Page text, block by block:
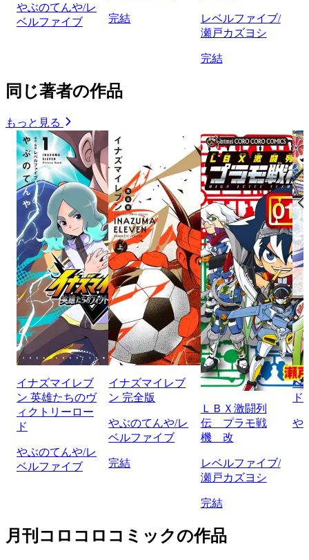
やぶのてんや/レ
ベルファイブ
完結
レベルファイブ/
瀬戸カズヨシ
完結
同じ著者の作品
もっと見る
イナズマイレブ
ン 英雄たちのヴ
ィクトリーロー
ド
やぶのてんや/レ
ベルファイブ
イナズマイレブ
ン 完全版
やぶのてんや/レ
ベルファイブ
完結
ＬＢＸ激闘列
伝 プラモ戦
機 改
レベルファイブ/
瀬戸カズヨシ
完結
ベ
ド
や
月刊コロコロコミックの作品